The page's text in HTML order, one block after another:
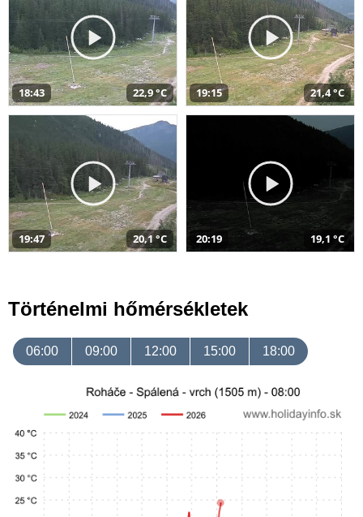
18:43 22,9 °C 19:15 21,4 °C
19:47 20,1 °C 20:19 19,1 °C
Történelmi hőmérsékletek
06:00 09:00 12:00 15:00 18:00